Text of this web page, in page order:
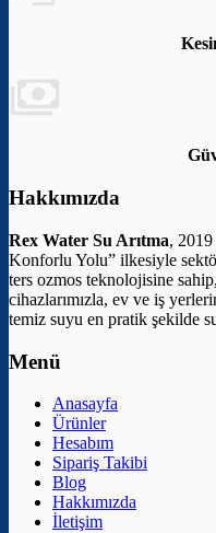
Hakkımızda
Rex Water Su Arıtma, 2019
Konforlu Yolu” ilkesiyle
ters ozmos teknolojisine
cihazlarımızla, ev ve iş
temiz suyu en pratik şekilde
Menü
Anasayfa
Ürünler
Hesabım
Sipariş Takibi
Blog
Hakkımızda
İletişim